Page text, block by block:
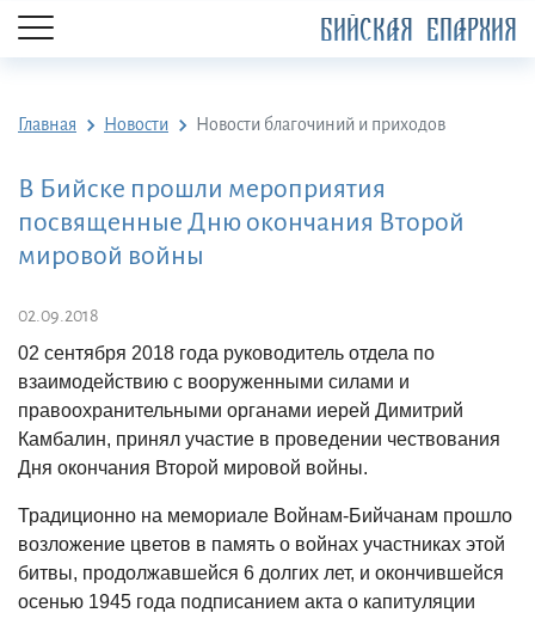
БИЙСКАЯ ЕПАРХИЯ
Главная Новости Новости благочиний и приходов
В Бийске прошли мероприятия
посвященные Дню окончания Второй
мировой войны
02.09.2018
02 сентября 2018 года руководитель отдела по
взаимодействию с вооруженными силами и
правоохранительными органами иерей Димитрий
Камбалин, принял участие в проведении чествования
Дня окончания Второй мировой войны.
Традиционно на мемориале Войнам-Бийчанам прошло
возложение цветов в память о войнах участниках этой
битвы, продолжавшейся 6 долгих лет, и окончившейся
осенью 1945 года подписанием акта о капитуляции